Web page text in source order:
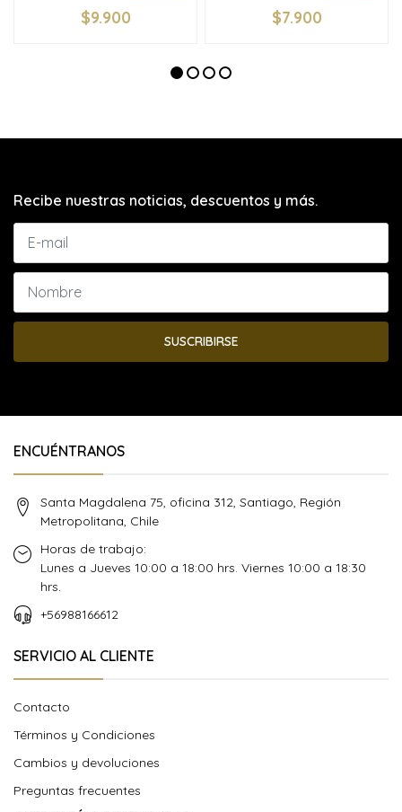
$9.900 $7.900
Recibe nuestras noticias, descuentos y más.
SUSCRIBIRSE
ENCUÉNTRANOS
Santa Magdalena 75, oficina 312, Santiago, Región
Metropolitana, Chile
Horas de trabajo:
Lunes a Jueves 10:00 a 18:00 hrs. Viernes 10:00 a 18:30
hrs.
+56988166612
SERVICIO AL CLIENTE
Contacto
Términos y Condiciones
Cambios y devoluciones
Preguntas frecuentes